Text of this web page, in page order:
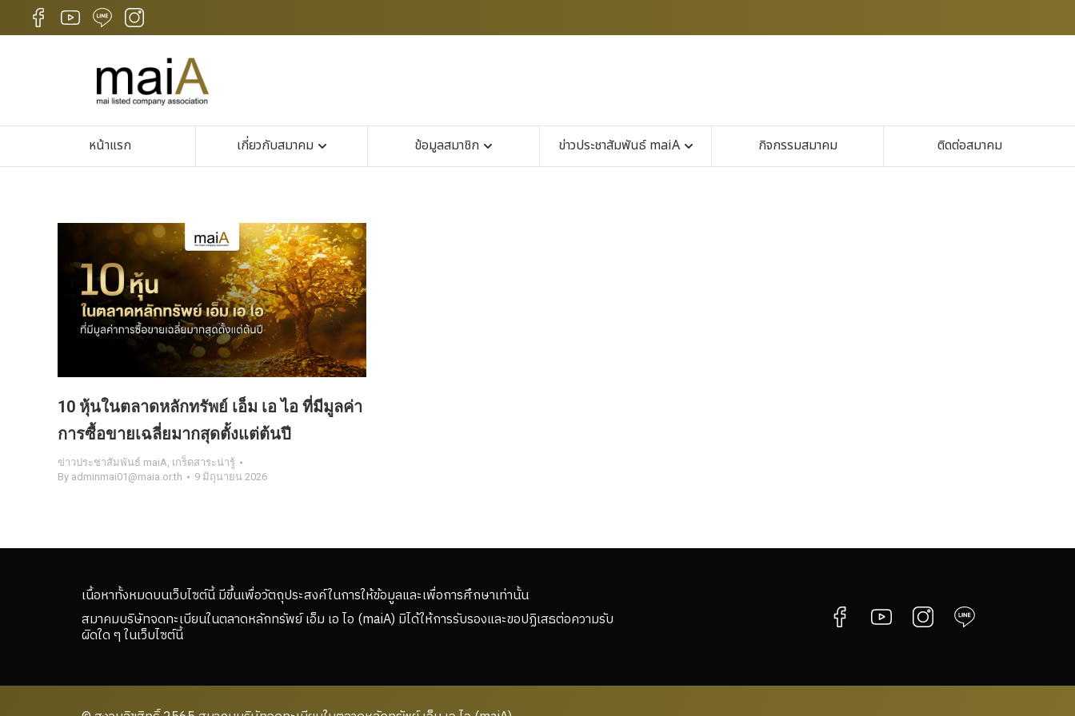
หน้าแรก เกี่ยวกับสมาคม ข้อมูลสมาชิก ข่าวประชาสัมพันธ์ maiA กิจกรรมสมาคม ติดต่อสมาคม
10 หุ้นในตลาดหลักทรัพย์ เอ็ม เอ ไอ ที่มีมูลค่า
การซื้อขายเฉลี่ยมากสุดตั้งแต่ต้นปี
ข่าวประชาสัมพันธ์ maiA เกร็ดสาระน่ารู้
By adminmai01@maia.or.th 9 มิถุนายน 2026
เนื้อหาทั้งหมดบนเว็บไซต์นี้ มีขึ้นเพื่อวัตถุประสงค์ในการให้ข้อมูลและเพื่อการศึกษาเท่านั้น
สมาคมบริษัทจดทะเบียนในตลาดหลักทรัพย์ เอ็ม เอ ไอ (maiA) มิได้ให้การรับรองและขอปฏิเสธต่อความรับ
ผิดใด ๆ ในเว็บไซต์นี้